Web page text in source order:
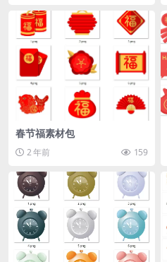
春节福素材包
2 年前 159